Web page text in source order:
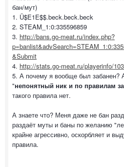
бан/мут)
1. Ü$E1E$$.beck.beck.beck
2. STEAM_1:0:335596859
3. http://bans.go-meat.ru/index.php?
&Submit
4. http://stats.go-meat.ru/playerinfo/
5. А почему я вообще был забанен?
"непонятный ник и по правилам
такого правила нет.
А знаете что? Меня даже не бан
раздаёт муты и баны по желанию
крайне агрессивно, оскорбляет и
правила.